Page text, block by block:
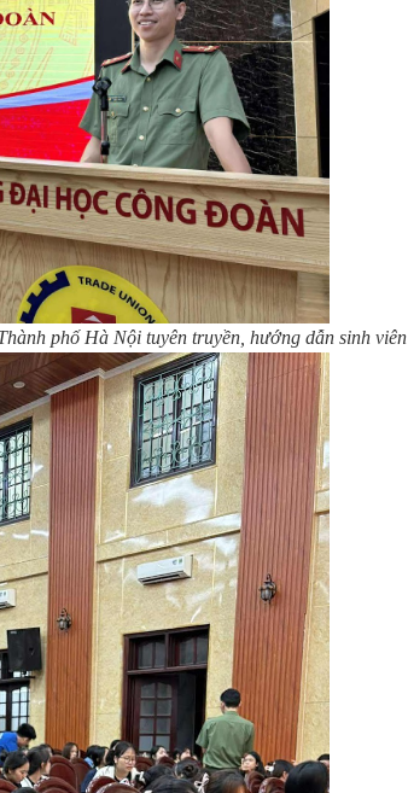
phố Hà Nội tuyên truyền, hướng dẫn sinh viên